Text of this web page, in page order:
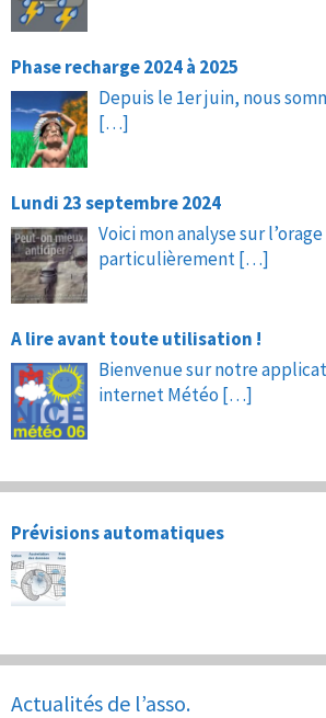
Phase recharge 2024 à 2025
Depuis le 1er juin, nous
[…]
Lundi 23 septembre 2024
Voici mon analyse sur
particulièrement[…]
A lire avant toute utilisation !
Bienvenue sur notre
internet Météo […]
Prévisions automatiques
Actualités de l’asso.